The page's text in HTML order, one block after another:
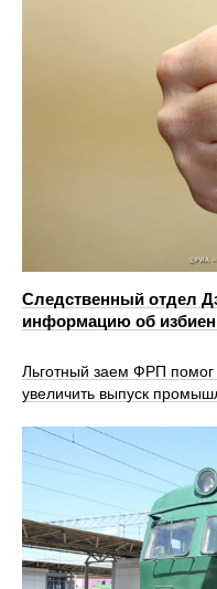
Следственный отдел
информацию об
Льготный заем ФРП
увеличить выпуск